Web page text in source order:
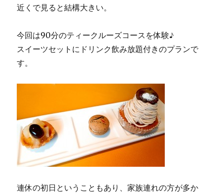
近くで見ると結構大きい。
今回は90分のティークルーズコースを体験♪
スイーツセットにドリンク飲み放題付きのプランで
す。
連休の初日ということもあり、家族連れの方が多か